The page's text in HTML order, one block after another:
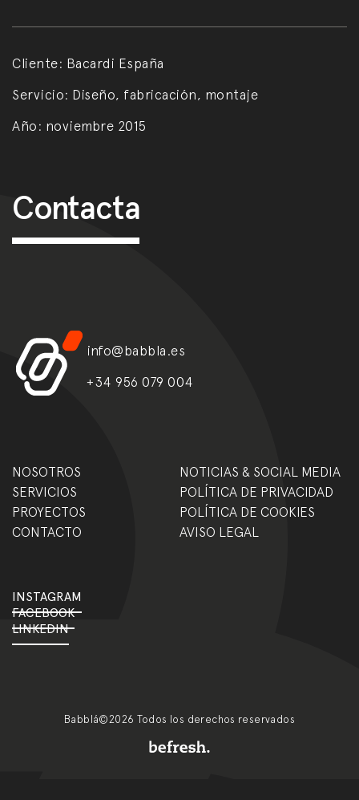
Cliente: Bacardi España
Servicio: Diseño, fabricación, montaje
Año: noviembre 2015
Contacta
info@babbla.es
+34 956 079 004
NOSOTROS
NOTICIAS & SOCIAL MEDIA
SERVICIOS
POLÍTICA DE PRIVACIDAD
PROYECTOS
POLÍTICA DE COOKIES
CONTACTO
AVISO LEGAL
INSTAGRAM
FACEBOOK
LINKEDIN
Babblá©2026 Todos los derechos reservados